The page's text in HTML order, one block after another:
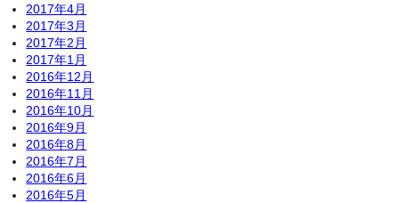
2017年4月
2017年3月
2017年2月
2017年1月
2016年12月
2016年11月
2016年10月
2016年9月
2016年8月
2016年7月
2016年6月
2016年5月